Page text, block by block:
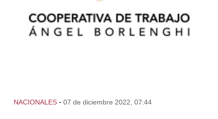
NACIONALES - 07 de diciembre 2022, 07:44